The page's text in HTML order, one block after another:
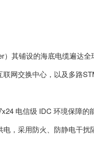
）其铺设的海底电缆遍达
网交换中心，以及多路
电信级 IDC 环境保障
，采用防火、防静电干